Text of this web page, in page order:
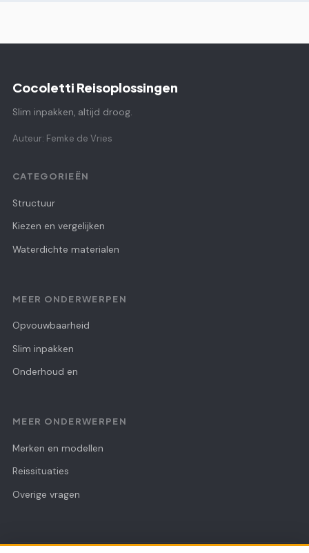
Cocoletti Reisoplossingen
Slim inpakken, altijd droog.
Auteur: Femke de Vries
CATEGORIEËN
Structuur
Kiezen en vergelijken
Waterdichte materialen
MEER ONDERWERPEN
Opvouwbaarheid
Slim inpakken
Onderhoud en
MEER ONDERWERPEN
Merken en modellen
Reissituaties
Overige vragen